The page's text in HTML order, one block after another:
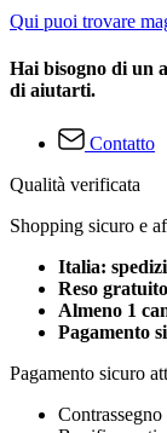
Qui puoi trovare
Hai bisogno di un
di aiutarti.
Contatto
Qualità verificata
Shopping sicuro e
Italia:
Reso gratuito
Almeno 1
Pagamento
Pagamento sicuro
Contrassegno